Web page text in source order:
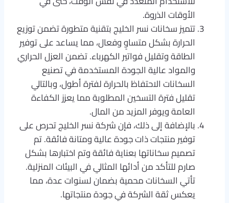
الأوقات الذروة.
تتميز سخانات نسر الخليج بتقنية متطورة تضمن توزيع
الحرارة بشكل متساوٍ وفعال، مما يساعد على توفير
الطاقة وتقليل فواتير الكهرباء. تضمن العزل الحراري
والمواد عالية الجودة المستخدمة في تصنيع
السخانات الاحتفاظ بالحرارة لفترة أطول، وبالتالي
تقليل فترة التسخين المطلوبة مما يعزز الكفاءة
العامة ويوفر المزيد من المال.
بالإضافة إلى ذلك، فإن شركة نسر الخليج تحرص على
توفير منتجات ذات جودة عالية ومتانة فائقة. تم
تصميم سخاناتها بعناية فائقة وتم اختبارها بشكل
صارم للتأكد من أدائها المثالي في البيئات المنزلية.
تأتي السخانات محمية بضمان لسنوات عدة، مما
يعكس ثقة الشركة في جودة منتجاتها.